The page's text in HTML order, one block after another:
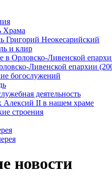
Храма
Григорий Неокесарийский
и клир
в Орловско-Ливенской
Ливенской епархии
богослужений
деятельность
Алексий II в нашем храме
строения
новости